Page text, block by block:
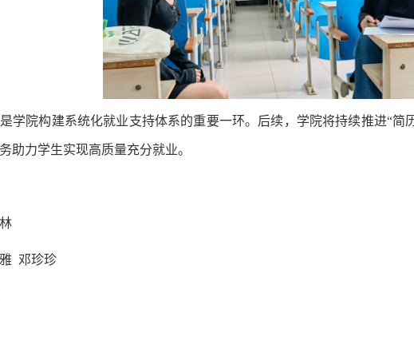
学院构建系统化就业支持体系的重要一环。后续，学院将持续推进“简
助力学生实现高质量充分就业。
邓珍珍